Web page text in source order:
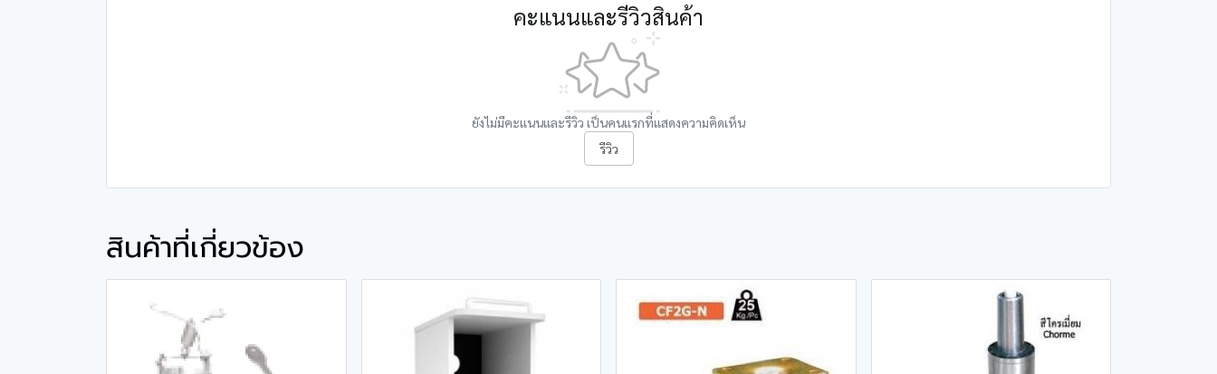
คะแนนและรีวิวสินค้า
ยังไม่มีคะแนนและรีวิว เป็นคนแรกที่แสดงความคิดเห็น
รีวิว
สินค้าที่เกี่ยวข้อง